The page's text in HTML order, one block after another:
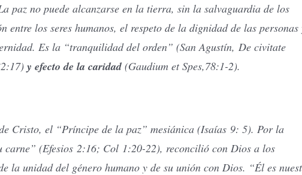
paz no puede alcanzarse en la tierra, sin la salvaguardia de los
entre los seres humanos, el respeto de la dignidad de las personas
Es la “tranquilidad del orden” (San Agustín, De civitate
y efecto de la caridad(Gaudium et Spes,78:1-2).
Cristo, el “Príncipe de la paz” mesiánica (Isaías 9: 5). Por la
carne” (Efesios 2:16; Col 1:20-22), reconcilió con Dios a los
la unidad del género humano y de su unión con Dios. “Él es